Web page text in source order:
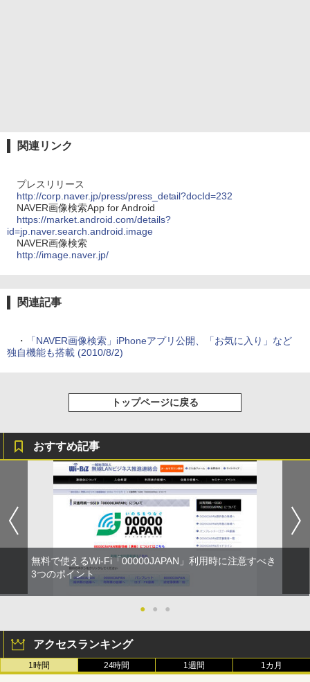
関連リンク
プレスリリース
http://corp.naver.jp/press/press_detail?docId=232
NAVER画像検索App for Android
https://market.android.com/details?
id=jp.naver.search.android.image
NAVER画像検索
http://image.naver.jp/
関連記事
・
「NAVER画像検索」iPhoneアプリ公開、「お気に入り」など
独自機能も搭載 (2010/8/2)
トップページに戻る
おすすめ記事
無料で使えるWi-Fi「00000JAPAN」利用時に注意すべき
3つのポイント
● ● ●
アクセスランキング
1時間 24時間 1週間 1カ月